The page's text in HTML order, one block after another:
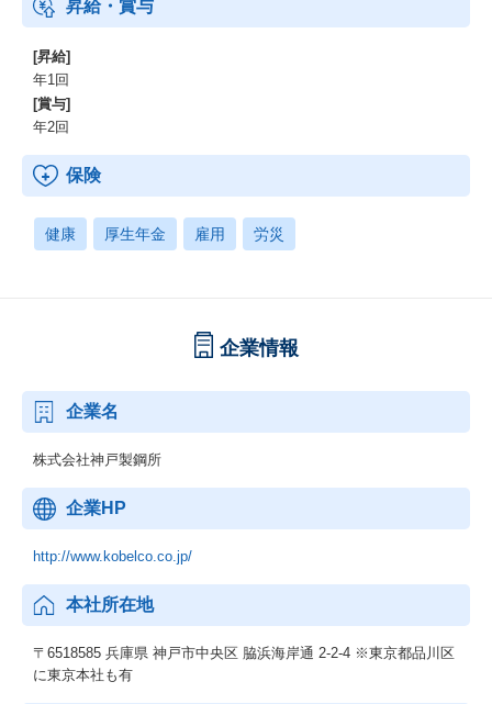
昇給・賞与
[昇給]
年1回
[賞与]
年2回
保険
健康 厚生年金 雇用 労災
企業情報
企業名
株式会社神戸製鋼所
企業HP
http://www.kobelco.co.jp/
本社所在地
〒6518585 兵庫県 神戸市中央区 脇浜海岸通 2-2-4 ※東京都品川区
に東京本社も有